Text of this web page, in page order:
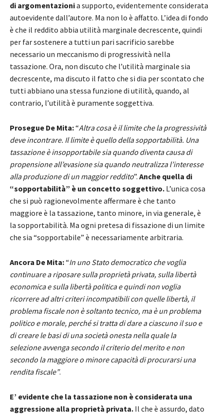
di argomentazionia supporto, evidentemente considerata
autoevidente dall’autore. Ma non lo è affatto. L’idea di fondo
è che il reddito abbia utilità marginale decrescente, quindi
per far sostenere a tutti un pari sacrificio sarebbe
necessario un meccanismo di progressività nella
tassazione. Ora, non discuto che l’utilità marginale sia
decrescente, ma discuto il fatto che si dia per scontato che
tutti abbiano una stessa funzione di utilità, quando, al
contrario, l’utilità è puramente soggettiva.
Prosegue De Mita:“Altra cosa è il limite che la progressività
deve incontrare. Il limite è quello della sopportabilità. Una
tassazione è insopportabile sia quando diventa causa di
propensione all’evasione sia quando neutralizza l’interesse
alla produzione di un maggior reddito”. Anche quella di
“sopportabilità” è un concetto soggettivo. L’unica cosa
che si può ragionevolmente affermare è che tanto
maggiore è la tassazione, tanto minore, in via generale, è
la sopportabilità. Ma ogni pretesa di fissazione di un limite
che sia “sopportabile” è necessariamente arbitraria.
Ancora De Mita:“In uno Stato democratico che voglia
continuare a riposare sulla proprietà privata, sulla libertà
economica e sulla libertà politica e quindi non voglia
ricorrere ad altri criteri incompatibili con quelle libertà, il
problema fiscale non è soltanto tecnico, ma è un problema
politico e morale, perché si tratta di dare a ciascuno il suo e
di creare le basi di una società onesta nella quale la
selezione avvenga secondo il criterio del merito e non
secondo la maggiore o minore capacità di procurarsi una
rendita fiscale”.
E’ evidente che la tassazione non è considerata una
aggressione alla proprietà privata. Il che è assurdo, dato